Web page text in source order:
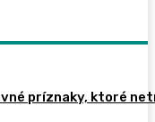
príznaky, ktoré